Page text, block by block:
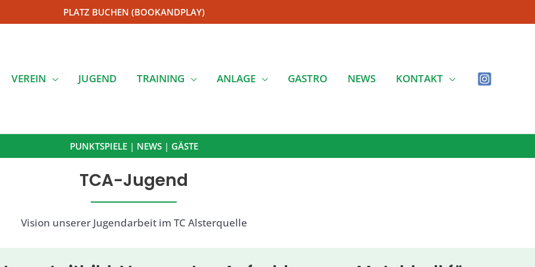
PLATZ BUCHEN (BOOKANDPLAY)
VEREIN JUGEND TRAINING ANLAGE GASTRO NEWS KONTAKT
PUNKTSPIELE| NEWS| GÄSTE
TCA-Jugend
Vision unserer Jugendarbeit im TC Alsterquelle